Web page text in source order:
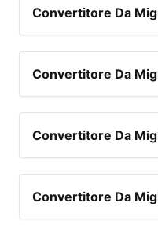
Convertitore Da
Convertitore Da
Convertitore Da
Convertitore Da